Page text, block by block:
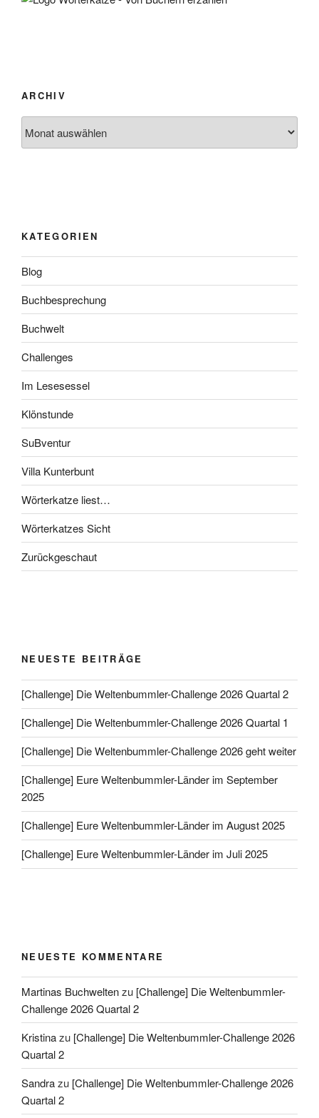
ARCHIV
KATEGORIEN
Blog
Buchbesprechung
Buchwelt
Challenges
Im Lesesessel
Klönstunde
SuBventur
Villa Kunterbunt
Wörterkatze liest…
Wörterkatzes Sicht
Zurückgeschaut
NEUESTE BEITRÄGE
[Challenge] Die Weltenbummler-Challenge 2026 Quartal 2
[Challenge] Die Weltenbummler-Challenge 2026 Quartal 1
[Challenge] Die Weltenbummler-Challenge 2026 geht weiter
[Challenge] Eure Weltenbummler-Länder im September
2025
[Challenge] Eure Weltenbummler-Länder im August 2025
[Challenge] Eure Weltenbummler-Länder im Juli 2025
NEUESTE KOMMENTARE
Martinas Buchweltenzu [Challenge] Die Weltenbummler-
Challenge 2026 Quartal 2
Kristinazu [Challenge] Die Weltenbummler-Challenge 2026
Quartal 2
Sandrazu [Challenge] Die Weltenbummler-Challenge 2026
Quartal 2